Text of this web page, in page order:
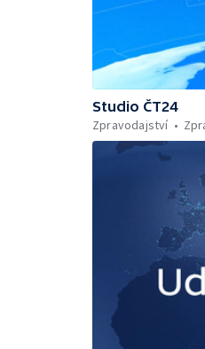
Studio ČT24
Zpravodajství